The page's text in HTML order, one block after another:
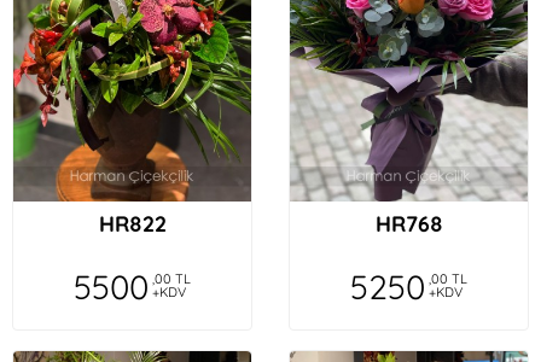
HR822
5500 ,00 TL
+KDV
HR768
5250 ,00 TL
+KDV